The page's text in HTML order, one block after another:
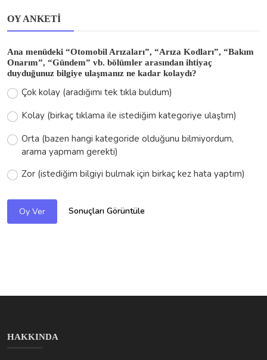
OY ANKETI
Ana menüdeki “Otomobil Arızaları”, “Arıza Kodları”, “Bakım
Onarım”, “Gündem” vb. bölümler arasından ihtiyaç
duyduğunuz bilgiye ulaşmanız ne kadar kolaydı?
Çok kolay (aradığımı tek tıkla buldum)
Kolay (birkaç tıklama ile istediğim kategoriye ulaştım)
Orta (bazen hangi kategoride olduğunu bilmiyordum,
arama yapmam gerekti)
Zor (istediğim bilgiyi bulmak için birkaç kez hata yaptım)
Oy Ver Sonuçları Görüntüle
HAKKINDA